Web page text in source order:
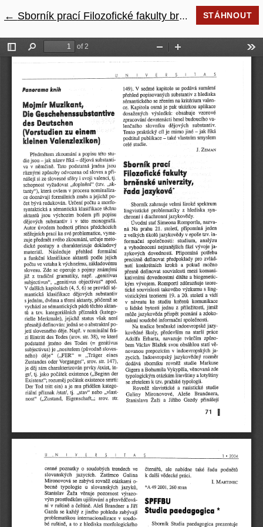
← Návrat na podrobnosti článku
Sborník prací Filozofické fakulty brněnské univerzity, řada jazyková STÁHNOUT